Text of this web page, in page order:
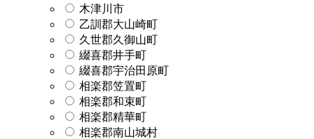
木津川市
乙訓郡大山崎町
久世郡久御山町
綴喜郡井手町
綴喜郡宇治田原町
相楽郡笠置町
相楽郡和束町
相楽郡精華町
相楽郡南山城村